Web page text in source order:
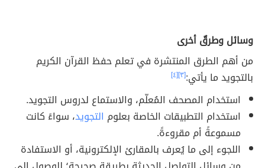
وسائل وطرقٌ أخرى
من أهم الطرق المنتشرة في تعلم حفظ القرآن الكريم
بالتجويد ما يأتي:[٣] [٤]
استخدام المصحف المُعلّم، والاستماع لدروس التجويد.
استخدام التطبيقات الخاصة بعلوم التجويد، سواءً كانت
مسموعةً أم مقروءةً.
اللجوء إلى ما يُعرف بالمقارئ الإلكترونية، أو الاستفادة